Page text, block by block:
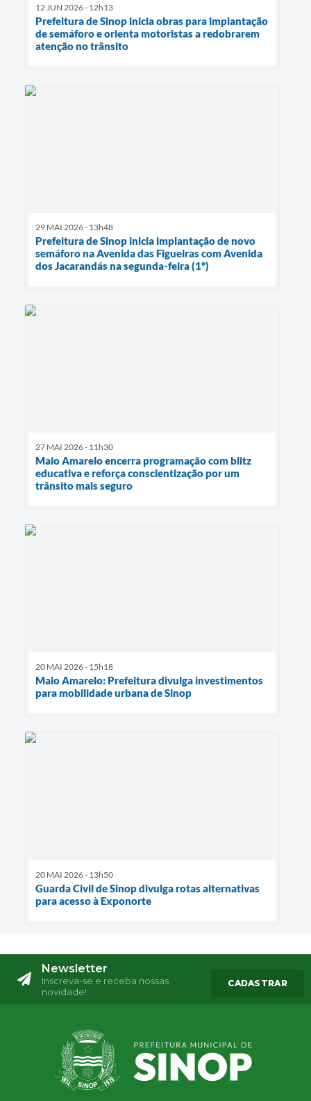
12 JUN 2026 - 12h13
Prefeitura de Sinop inicia obras para implantação
de semáforo e orienta motoristas a redobrarem
atenção no trânsito
29 MAI 2026 - 13h48
Prefeitura de Sinop inicia implantação de novo
semáforo na Avenida das Figueiras com Avenida
dos Jacarandás na segunda-feira (1º)
27 MAI 2026 - 11h30
Maio Amarelo encerra programação com blitz
educativa e reforça conscientização por um
trânsito mais seguro
20 MAI 2026 - 15h18
Maio Amarelo: Prefeitura divulga investimentos
para mobilidade urbana de Sinop
20 MAI 2026 - 13h50
Guarda Civil de Sinop divulga rotas alternativas
para acesso à Exponorte
Newsletter
Inscreva-se e receba nossas
novidade!
CADASTRAR